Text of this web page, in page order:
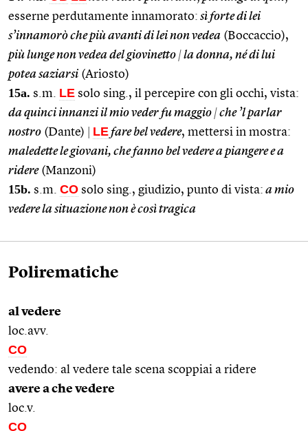
esserne perdutamente innamorato: sì forte di lei
s’innamorò che più avanti di lei non vedea (Boccaccio),
più lunge non vedea del giovinetto |la donna, né di lui
potea saziarsi (Ariosto)
15a. s.m. LE solo sing., il percepire con gli occhi, vista:
da quinci innanzi il mio veder fu maggio |che ’l parlar
nostro (Dante) LE fare bel vedere, mettersi in mostra:
maledette le giovani, che fanno bel vedere a piangere e a
ridere(Manzoni)
15b. s.m. CO solo sing., giudizio, punto di vista: a mio
vedere la situazione non è così tragica
Polirematiche
al vedere
loc.avv.
CO
vedendo: al vedere tale scena scoppiai a ridere
avere a che vedere
loc.v.
CO